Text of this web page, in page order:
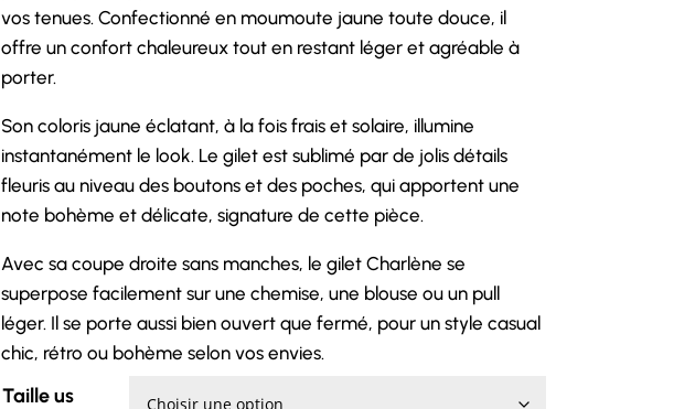
vos tenues. Confectionné en moumoute jaune toute douce, il
offre un confort chaleureux tout en restant léger et agréable à
porter.
Son coloris jaune éclatant, à la fois frais et solaire, illumine
instantanément le look. Le gilet est sublimé par de jolis détails
fleuris au niveau des boutons et des poches, qui apportent une
note bohème et délicate, signature de cette pièce.
Avec sa coupe droite sans manches, le gilet Charlène se
superpose facilement sur une chemise, une blouse ou un pull
léger. Il se porte aussi bien ouvert que fermé, pour un style casual
chic, rétro ou bohème selon vos envies.
Taille us